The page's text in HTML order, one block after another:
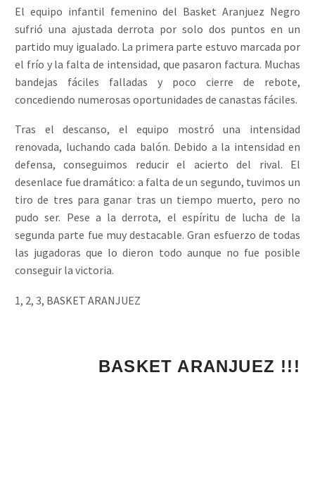
El equipo infantil femenino del Basket Aranjuez Negro
sufrió una ajustada derrota por solo dos puntos en un
partido muy igualado. La primera parte estuvo marcada por
el frío y la falta de intensidad, que pasaron factura. Muchas
bandejas fáciles falladas y poco cierre de rebote,
concediendo numerosas oportunidades de canastas fáciles.
Tras el descanso, el equipo mostró una intensidad
renovada, luchando cada balón. Debido a la intensidad en
defensa, conseguimos reducir el acierto del rival. El
desenlace fue dramático: a falta de un segundo, tuvimos un
tiro de tres para ganar tras un tiempo muerto, pero no
pudo ser. Pese a la derrota, el espíritu de lucha de la
segunda parte fue muy destacable. Gran esfuerzo de todas
las jugadoras que lo dieron todo aunque no fue posible
conseguir la victoria.
1, 2, 3, BASKET ARANJUEZ
¡¡¡ 1, 2, 3...